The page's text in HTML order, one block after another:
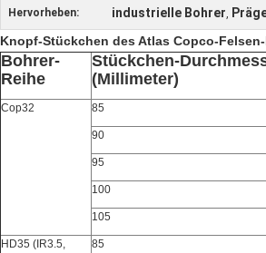
Hervorheben: industrielle Bohrer,
Knopf-Stückchen des Atlas Copco-
Bohrer-
Reihe
Stückchen-
(Millimeter)
Cop32 85
90
95
100
105
HD35 (IR3.5,
85